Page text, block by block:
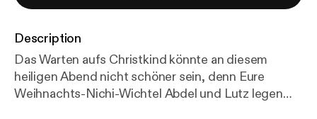
Description
Das Warten aufs Christkind könnte an diesem
heiligen Abend nicht schöner sein, denn Eure
Weihnachts-Nichi-Wichtel Abdel und Lutz legen